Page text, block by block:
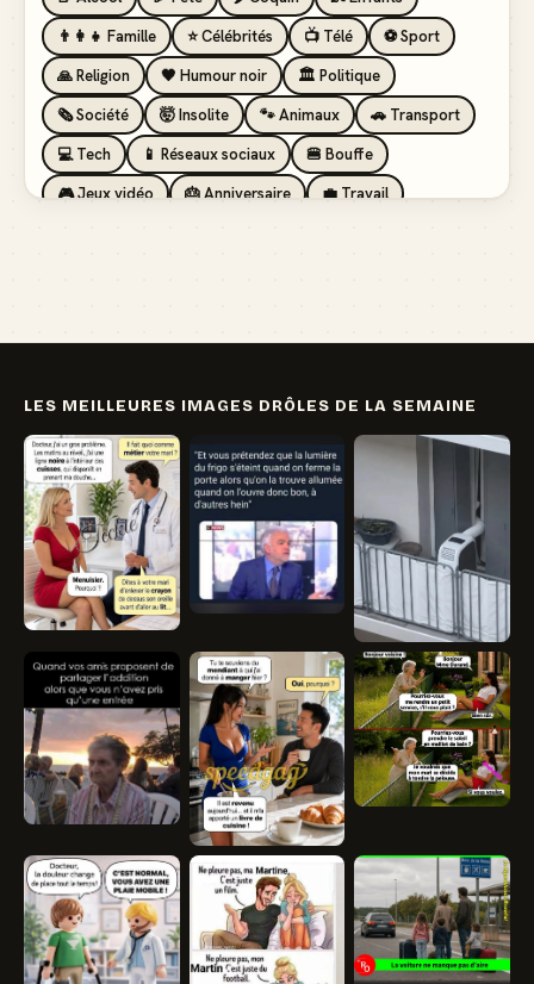
👨‍👩‍👧 Famille
⭐ Célébrités 📺 Télé
⚽ Sport
🙏 Religion
🖤 Humour noir
🏛️ Politique
🗞️ Société
🤯 Insolite 🐾 Animaux
🚗 Transport
💻 Tech
📱 Réseaux sociaux
🍔 Bouffe
🎮 Jeux vidéo
🎂 Anniversaire
💼 Travail
LES MEILLEURES IMAGES DRÔLES DE LA SEMAINE